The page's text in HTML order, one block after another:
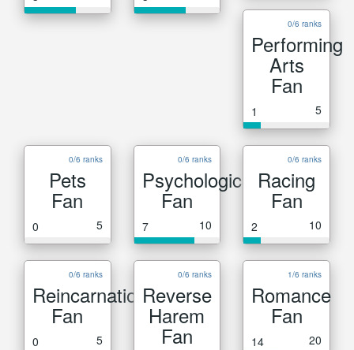
0/6 ranks
Performing
Arts
Fan
1 5
0/6 ranks
Pets
Fan
0 5
0/6 ranks
Psychological
Fan
7 10
0/6 ranks
Racing
Fan
2 10
0/6 ranks
Reincarnation
Fan
0 5
0/6 ranks
Reverse
Harem
Fan
1/6 ranks
Romance
Fan
14 20